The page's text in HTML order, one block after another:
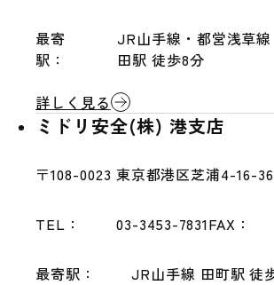
最寄
駅：
JR山手線・都営浅草
田駅 徒歩8分
詳しく見る
ミドリ安全(株) 港支店
〒108-0023 東京都港区芝浦4-16-
TEL： 03-3453-7831FAX：
最寄駅：
JR山手線 田町駅 徒